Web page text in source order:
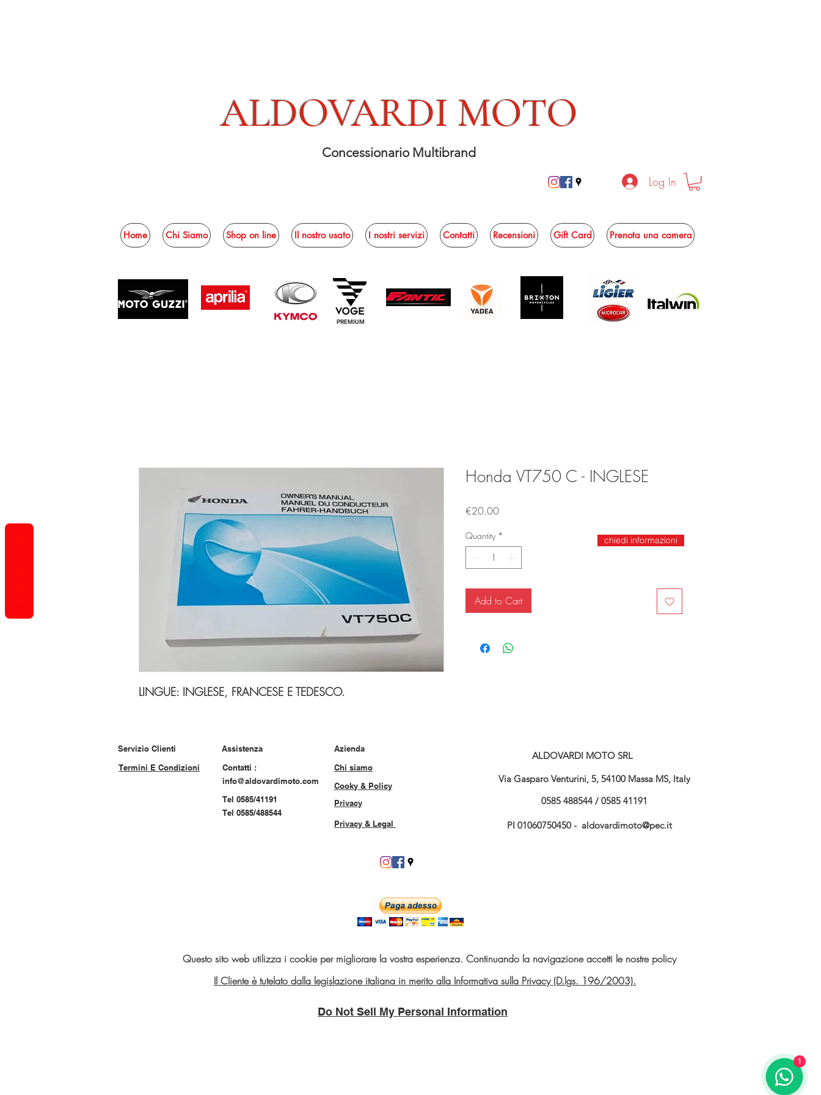
ALDOVARDI MOTO
Concessionario Multibrand
Log In
Home Chi Siamo Shop on line Il nostro usato I nostri servizi Contatti Recensioni Gift Card Prenota una camera
PREMIUM
LINGUE: INGLESE, FRANCESE E TEDESCO.
Honda VT750 C - INGLESE
€20.00Price
Quantity *
Add to Cart
chiedi informazioni
Servizio Clienti
Termini E Condizioni
Assistenza
Contatti :
info@aldovardimoto.com
Tel 0585/41191
Tel 0585/488544
Azienda
Chi siamo
Cooky & Policy
Privacy
Privacy & Legal
ALDOVARDI MOTO SRL
Via Gasparo Venturini, 5, 54100 Massa MS, Italy
0585 488544 / 0585 41191
PI 01060750450 - aldovardimoto@pec.it
Questo sito web utilizza i cookie per migliorare la vostra esperienza. Continuando la navigazione accetti le nostre policy
Il Cliente è tutelato dalla legislazione italiana in merito alla Informativa sulla Privacy (D.lgs. 196/2003).
Do Not Sell My Personal Information
1